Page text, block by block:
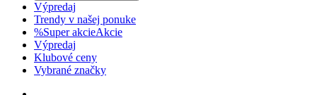
Výpredaj
Trendy v našej ponuke
%Super akcieAkcie
Výpredaj
Klubové ceny
Vybrané značky